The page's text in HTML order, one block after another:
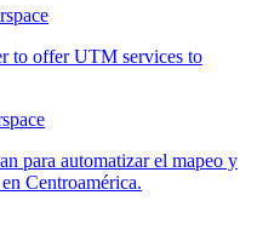
to offer UTM services to
para automatizar el mapeo y
Centroamérica.